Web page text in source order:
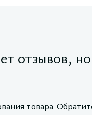
отзывов,
товара.